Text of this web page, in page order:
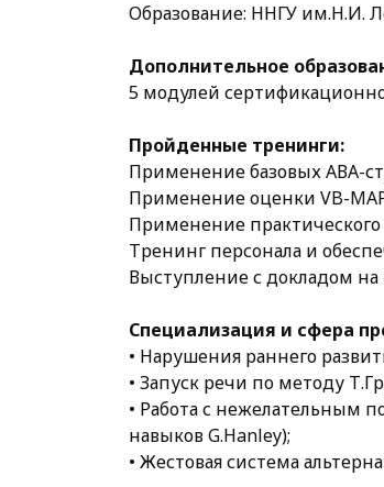
Образование: ННГУ им.Н.И.
Дополнительное
5 модулей
Пройденные тренинги:
Применение базовых АВА-
Применение оценки VB-
Применение
Тренинг персонала и
Выступление с докладом
Специализация и сфера
• Нарушения раннего
• Запуск речи по методу
• Работа с нежелательным
навыков G.Hanley);
• Жестовая система